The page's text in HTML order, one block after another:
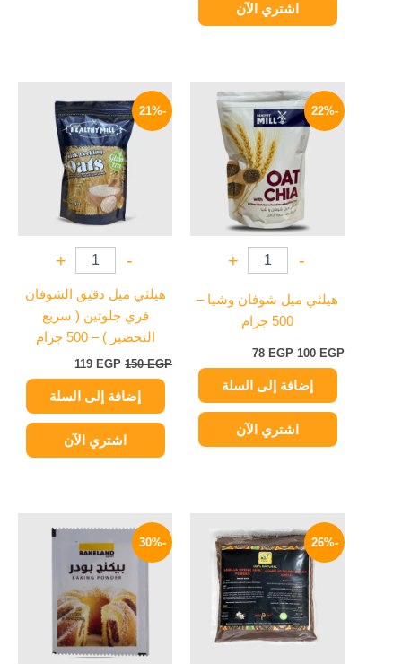
اشتري الآن
-22%
-
+
هيلثي ميل شوفان وشيا –
500 جرام
100EGP
السعر
الأصلي
هو:
100 EGP.
78 EGP
الحالي
هو:
78 EGP.
إضافة إلى السلة
اشتري الآن
-21%
-
+
هيلثي ميل دقيق الشوفان
فري جلوتين ( سريع
التحضير ) – 500 جرام
150EGP
الأصلي
هو:
150 EGP.
119 EGP
الحالي
هو:
119 EGP.
إضافة إلى السلة
اشتري الآن
-26%
السعر:
من
خلال
⁦684 EGP⁩
هناك
العديد
من
الأشكال
المختلفة
-30%
الأصلي
هو:
هو:
4 EGP.